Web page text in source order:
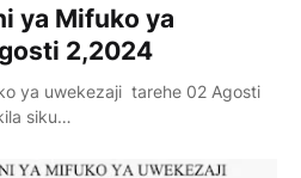
ya Mifuko ya
2,2024
ya uwekezaji tarehe 02 Agosti
siku…